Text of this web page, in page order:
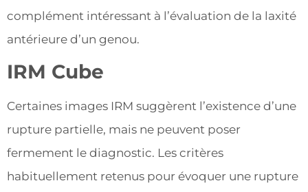
complément intéressant à l’évaluation de la laxité
antérieure d’un genou.
IRM Cube
Certaines images IRM suggèrent l’existence d’une
rupture partielle, mais ne peuvent poser
fermement le diagnostic. Les critères
habituellement retenus pour évoquer une rupture